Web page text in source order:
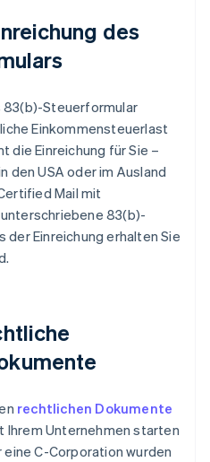
des
83(b)-Steuerformular
Einkommensteuerlast
die Einreichung für Sie –
den USA oder im Ausland
Mail mit
83(b)-
der Einreichung erhalten Sie
rechtlichen Dokumente
Unternehmen starten
C-Corporation wurden